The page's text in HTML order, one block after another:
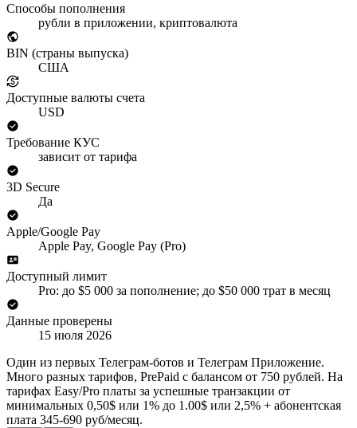
Способы пополнения
рубли в приложении, криптовалюта
BIN (страны выпуска)
США
Доступные валюты счета
USD
Требование КУС
зависит от тарифа
3D Secure
Да
Apple/Google Pay
Apple Pay, Google Pay (Pro)
Доступный лимит
Pro: до $5 000 за пополнение; до $50 000 трат в месяц
Данные проверены
15 июля 2026
Один из первых Телеграм-ботов и Телеграм Приложение.
Много разных тарифов, PrePaid c балансом от 750 рублей. На
тарифах Easy/Pro платы за успешные транзакции от
минимальных 0,50$ или 1% до 1.00$ или 2,5% + абонентская
плата 345-690 руб/месяц.